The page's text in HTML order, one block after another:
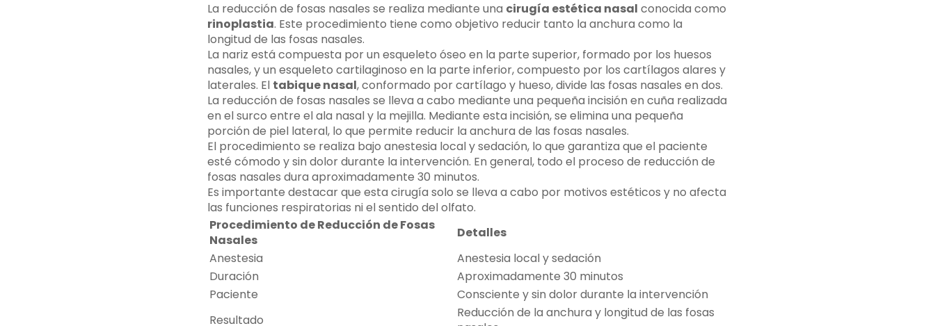
La reducción de fosas nasales se realiza mediante una cirugía estética nasal conocida como
rinoplastia. Este procedimiento tiene como objetivo reducir tanto la anchura como la
longitud de las fosas nasales.
La nariz está compuesta por un esqueleto óseo en la parte superior, formado por los huesos
nasales, y un esqueleto cartilaginoso en la parte inferior, compuesto por los cartílagos alares y
laterales. El tabique nasal, conformado por cartílago y hueso, divide las fosas nasales en dos.
La reducción de fosas nasales se lleva a cabo mediante una pequeña incisión en cuña realizada
en el surco entre el ala nasal y la mejilla. Mediante esta incisión, se elimina una pequeña
porción de piel lateral, lo que permite reducir la anchura de las fosas nasales.
El procedimiento se realiza bajo anestesia local y sedación, lo que garantiza que el paciente
esté cómodo y sin dolor durante la intervención. En general, todo el proceso de reducción de
fosas nasales dura aproximadamente 30 minutos.
Es importante destacar que esta cirugía solo se lleva a cabo por motivos estéticos y no afecta
las funciones respiratorias ni el sentido del olfato.
Procedimiento de Reducción de Fosas
Nasales
Detalles
Anestesia
Anestesia local y sedación
Duración
Aproximadamente 30 minutos
Paciente
Consciente y sin dolor durante la intervención
Resultado
Reducción de la anchura y longitud de las fosas